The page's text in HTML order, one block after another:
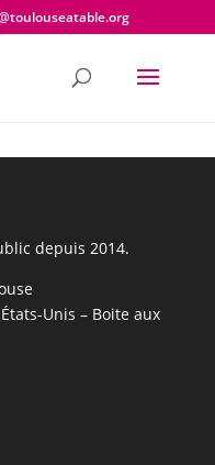
depuis 2014.
Unis​​ – Boite aux